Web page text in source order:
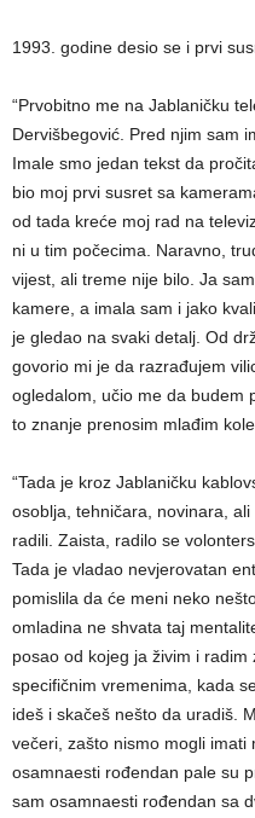
1993. godine desio se i prvi
“Prvobitno me na Jablaničku
Dervišbegović. Pred njim sam
Imale smo jedan tekst da
bio moj prvi susret sa
od tada kreće moj rad na
ni u tim počecima. Naravno,
vijest, ali treme nije bilo. Ja
kamere, a imala sam i jako
je gledao na svaki detalj. Od
govorio mi je da razrađujem
ogledalom, učio me da budem
to znanje prenosim mlađim
“Tada je kroz Jablaničku
osoblja, tehničara, novinara,
radili. Zaista, radilo se
Tada je vladao nevjerovatan
pomislila da će meni neko
omladina ne shvata taj
posao od kojeg ja živim i
specifičnim vremenima, kada
ideš i skačeš nešto da uradiš.
večeri, zašto nismo mogli imati
osamnaesti rođendan pale su
sam osamnaesti rođendan sa